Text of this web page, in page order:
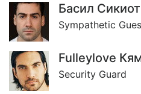
Басил
Sympathetic
Fulleylove
Security Guard